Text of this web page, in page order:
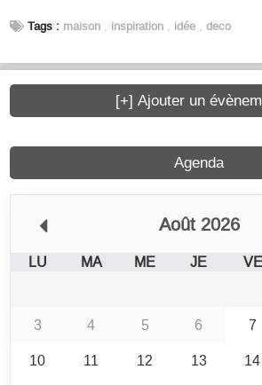
Tags : maison , inspiration , idée ,deco
Agenda
Août 2026
LU MA ME JE VE
3
4 5 6 7
10
11 12 13 14
[+] Ajouter un